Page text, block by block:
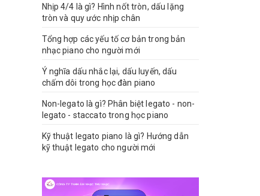
Nhịp 4/4 là gì? Hình nốt tròn, dấu lặng
tròn và quy ước nhịp chân
Tổng hợp các yếu tố cơ bản trong bản
nhạc piano cho người mới
Ý nghĩa dấu nhắc lại, dấu luyến, dấu
chấm dôi trong học đàn piano
Non-legato là gì? Phân biệt legato - non-
legato - staccato trong học piano
Kỹ thuật legato piano là gì? Hướng dẫn
kỹ thuật legato cho người mới